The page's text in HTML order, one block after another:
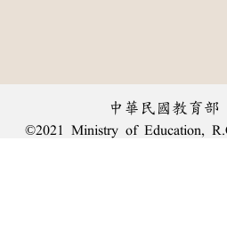
中華民國教育部
©2021 Ministry of Education,